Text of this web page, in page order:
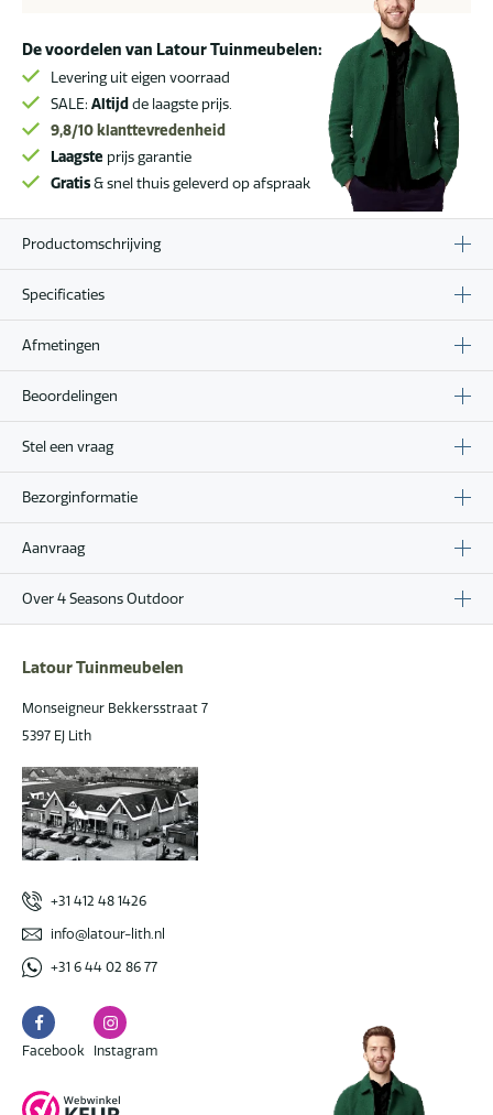
De voordelen van Latour Tuinmeubelen:
Levering uit eigen voorraad
SALE: Altijd de laagste prijs.
9,8/10 klanttevredenheid
Laagste prijs garantie
Gratis& snel thuis geleverd op afspraak
Productomschrijving
Specificaties
Afmetingen
Beoordelingen
Stel een vraag
Bezorginformatie
Aanvraag
Over 4 Seasons Outdoor
Latour Tuinmeubelen
Monseigneur Bekkersstraat 7
5397 EJ Lith
+31 412 48 1426
info@latour-lith.nl
+31 6 44 02 86 77
Facebook
Facebook
Instagram
Instagram